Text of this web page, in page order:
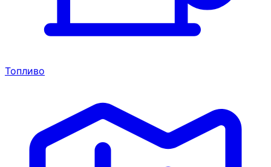
Топливо